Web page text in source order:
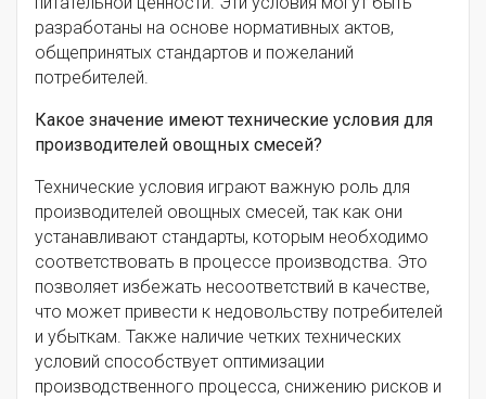
разработаны на основе нормативных актов,
общепринятых стандартов и пожеланий
потребителей.
Какое значение имеют технические условия для
производителей овощных смесей?
Технические условия играют важную роль для
производителей овощных смесей, так как они
устанавливают стандарты, которым необходимо
соответствовать в процессе производства. Это
позволяет избежать несоответствий в качестве,
что может привести к недовольству потребителей
и убыткам. Также наличие четких технических
условий способствует оптимизации
производственного процесса, снижению рисков и